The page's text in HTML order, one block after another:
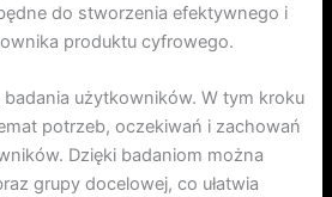
do stworzenia efektywnego i
produktu cyfrowego.
badania użytkowników. W tym kroku
potrzeb, oczekiwań i zachowań
Dzięki badaniom można
grupy docelowej, co ułatwia